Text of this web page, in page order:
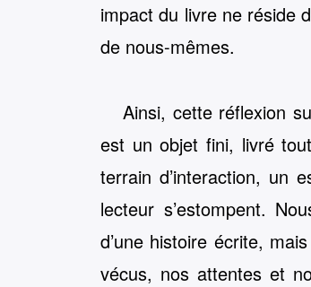
impact du livre ne réside
de nous-mêmes.
Ainsi, cette réflexion
est un objet fini, livré
terrain d’interaction, un
lecteur s’estompent.
d’une histoire écrite,
vécus, nos attentes et